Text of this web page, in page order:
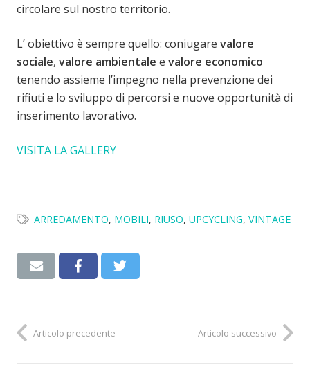
circolare sul nostro territorio.
L’ obiettivo è sempre quello: coniugare valore
sociale, valore ambientale e valore economico
tenendo assieme l’impegno nella prevenzione dei
rifiuti e lo sviluppo di percorsi e nuove opportunità di
inserimento lavorativo.
VISITA LA GALLERY
ARREDAMENTO, MOBILI, RIUSO,UPCYCLING,VINTAGE
Articolo precedente Articolo successivo